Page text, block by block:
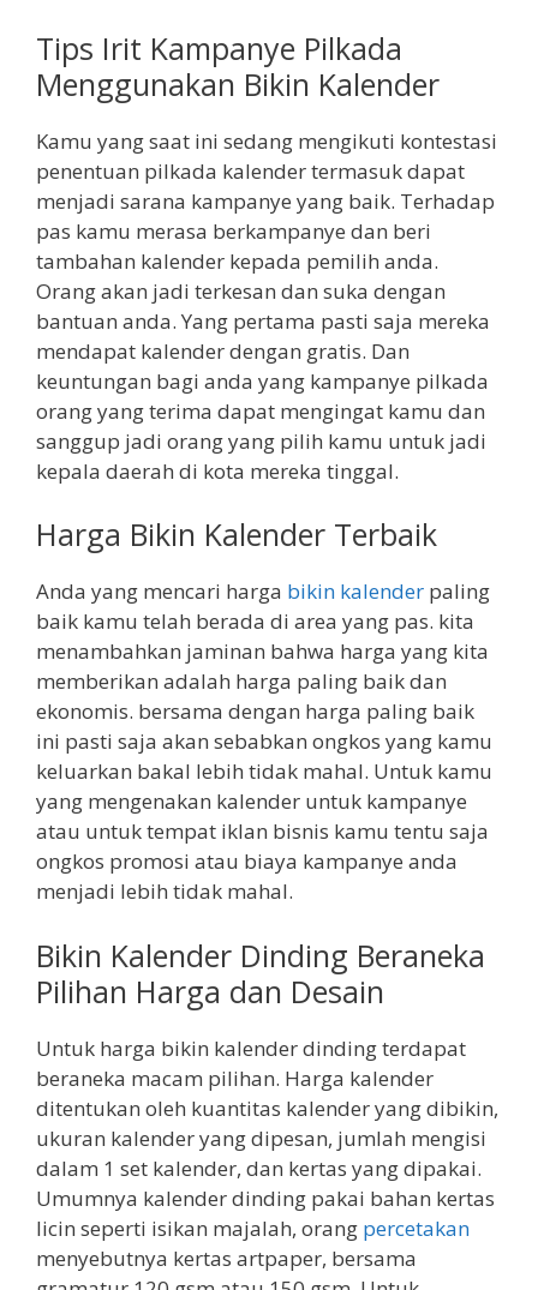
Tips Irit Kampanye Pilkada
Menggunakan Bikin Kalender
Kamu yang saat ini sedang mengikuti kontestasi
penentuan pilkada kalender termasuk dapat
menjadi sarana kampanye yang baik. Terhadap
pas kamu merasa berkampanye dan beri
tambahan kalender kepada pemilih anda.
Orang akan jadi terkesan dan suka dengan
bantuan anda. Yang pertama pasti saja mereka
mendapat kalender dengan gratis. Dan
keuntungan bagi anda yang kampanye pilkada
orang yang terima dapat mengingat kamu dan
sanggup jadi orang yang pilih kamu untuk jadi
kepala daerah di kota mereka tinggal.
Harga Bikin Kalender Terbaik
Anda yang mencari harga bikin kalender paling
baik kamu telah berada di area yang pas. kita
menambahkan jaminan bahwa harga yang kita
memberikan adalah harga paling baik dan
ekonomis. bersama dengan harga paling baik
ini pasti saja akan sebabkan ongkos yang kamu
keluarkan bakal lebih tidak mahal. Untuk kamu
yang mengenakan kalender untuk kampanye
atau untuk tempat iklan bisnis kamu tentu saja
ongkos promosi atau biaya kampanye anda
menjadi lebih tidak mahal.
Bikin Kalender Dinding Beraneka
Pilihan Harga dan Desain
Untuk harga bikin kalender dinding terdapat
beraneka macam pilihan. Harga kalender
ditentukan oleh kuantitas kalender yang dibikin,
ukuran kalender yang dipesan, jumlah mengisi
dalam 1 set kalender, dan kertas yang dipakai.
Umumnya kalender dinding pakai bahan kertas
licin seperti isikan majalah, orang percetakan
menyebutnya kertas artpaper, bersama